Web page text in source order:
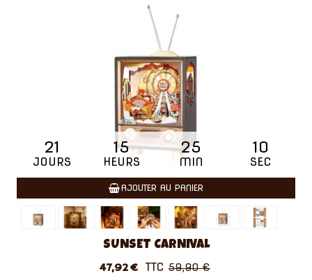
AJOUTER AU PANIER
21
JOURS
15
HEURS
25
MIN
09
SEC
SUNSET CARNIVAL
47,92 € TTC 59,90 €